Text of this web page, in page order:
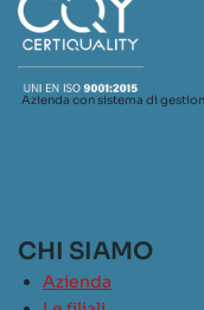
Azienda con sistema di
CHI SIAMO
Azienda